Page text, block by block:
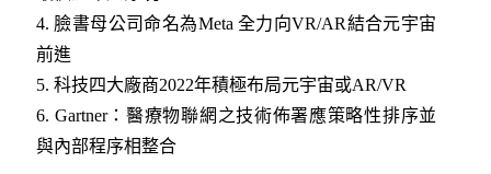
4. 臉書母公司命名為Meta 全力向VR/AR結合元宇宙
前進
5. 科技四大廠商2022年積極布局元宇宙或AR/VR
6. Gartner：醫療物聯網之技術佈署應策略性排序並
與內部程序相整合